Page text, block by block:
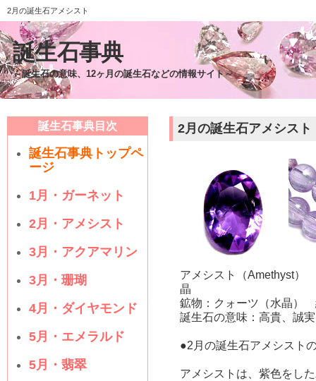
2月の誕生石アメシスト
誕生石事典
～誕生石の意味、12ヶ月の誕生石などの情報サイト～
誕生石事典目次
誕生石事典トップペ
ージ
1月・ガーネット
2月・アメシスト
3月・アクアマリン
3月・珊瑚
4月・ダイヤモンド
5月・エメラルド
5月・翡翠
2月の誕生石アメシス
アメシスト（Amethyst
晶
鉱物：クォーツ（水晶）
誕生石の意味：高貴、誠
●2月の誕生石アメシスト
アメシストは、紫色をし